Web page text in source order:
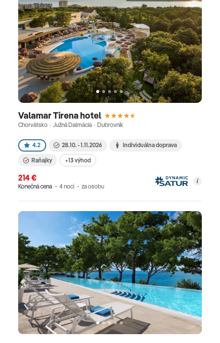
Valamar Tirena hotel
Chorvátsko · Južná Dalmácia · Dubrovník
4.2 28.10. - 1.11.2026 Individuálna doprava
Raňajky +13 výhod
214 €
Konečná cena 4 nocí za osobu